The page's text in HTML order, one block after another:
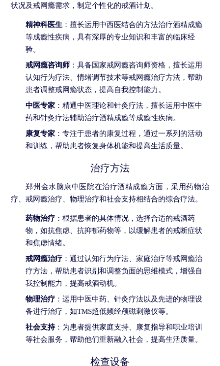
状况及戒网瘾需求，制定个性化的戒酒计划。
精神科医生 ：擅长运用中西医结合的方法治疗酒精成瘾
等成瘾性疾病，具有深厚的专业知识和丰富的临床经
验。
戒网瘾咨询师 ：具备国家戒网瘾咨询师资格，擅长运用
认知行为疗法、情绪调节技术等戒网瘾治疗方法，帮助
患者调整戒网瘾状态，提高自我控制能力。
中医专家 ：精通中医理论和针灸疗法，擅长运用中医中
药和针灸疗法辅助治疗酒精成瘾等成瘾性疾病。
康复专家 ：专注于患者的康复过程，通过一系列的活动
和训练，帮助患者恢复身体机能和提高生活质量。
治疗方法
郑州金水脑康中医院在治疗酒精成瘾方面，采用药物治
疗、戒网瘾治疗、物理治疗和社会支持相结合的综合疗法。
药物治疗 ：根据患者的具体情况，选择合适的戒酒药
物，如抗焦虑、抗抑郁药物等，以缓解患者的戒断症状
和焦虑情绪。
戒网瘾治疗 ：通过认知行为疗法、家庭治疗等戒网瘾治
疗方法，帮助患者识别和调整负面的思维模式，增强自
我控制能力，提高戒酒动机。
物理治疗 ：运用中医中药、针灸疗法以及先进的物理设
备进行治疗，如TMS超低频经颅磁刺激仪等。
社会支持：为患者提供家庭支持、康复指导和职业培训
等社会服务，帮助他们重新融入社会，提高生活质量。
检查设备